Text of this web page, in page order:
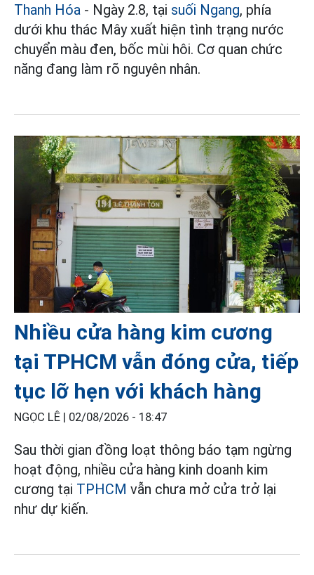
Thanh Hóa - Ngày 2.8, tại suối Ngang, phía
dưới khu thác Mây xuất hiện tình trạng nước
chuyển màu đen, bốc mùi hôi. Cơ quan chức
năng đang làm rõ nguyên nhân.
Nhiều cửa hàng kim cương
tại TPHCM vẫn đóng cửa, tiếp
tục lỡ hẹn với khách hàng
NGỌC LÊ | 02/08/2026 - 18:47
Sau thời gian đồng loạt thông báo tạm ngừng
hoạt động, nhiều cửa hàng kinh doanh kim
cương tại TPHCM vẫn chưa mở cửa trở lại
như dự kiến.